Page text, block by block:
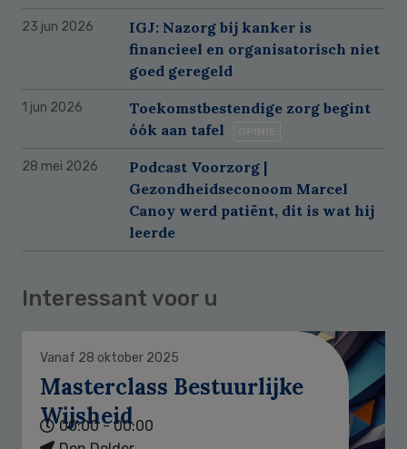
23 jun 2026
IGJ: Nazorg bij kanker is
financieel en organisatorisch niet
goed geregeld
1 jun 2026
Toekomstbestendige zorg begint
óók aan tafel
28 mei 2026
Podcast Voorzorg |
Gezondheidseconoom Marcel
Canoy werd patiënt, dit is wat hij
leerde
Interessant voor u
Vanaf 28 oktober 2025
Masterclass Bestuurlijke
Wijsheid
00:00 - 00:00